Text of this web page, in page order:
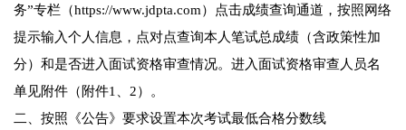
务”专栏（https://www.jdpta.com）点击成绩查询通道，按照网络
提示输入个人信息，点对点查询本人笔试总成绩（含政策性加
分）和是否进入面试资格审查情况。进入面试资格审查人员名
单见附件（附件1、2）。
二、按照《公告》要求设置本次考试最低合格分数线